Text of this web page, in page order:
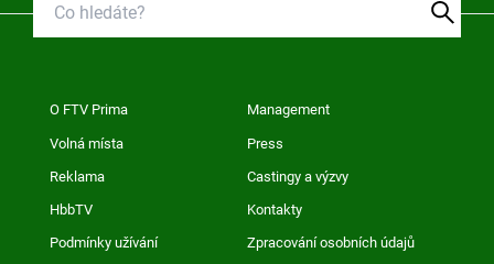
O FTV Prima Management
Volná místa Press
Reklama Castingy a výzvy
HbbTV Kontakty
Podmínky užívání Zpracování osobních údajů